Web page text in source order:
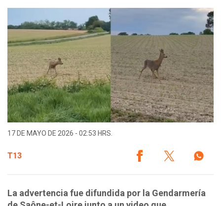
17 DE MAYO DE 2026 - 02:53 HRS.
T13
La advertencia fue difundida por la Gendarmería